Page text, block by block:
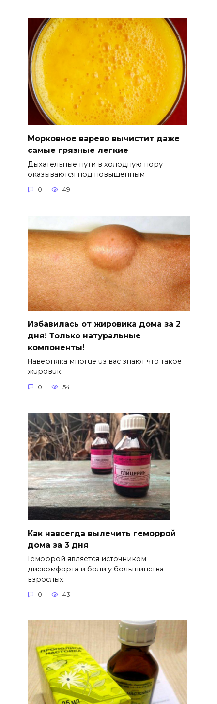
Морковное варево вычистит даже
самые грязные легкие
Дыхательные пути в холодную пору
оказываются под повышенным
0 49
Избавилась от жировика дома за 2
дня! Только натуральные
компоненты!
Ηавepняка многue uз вас знают что такоe
жuровuк.
0 54
Как навсегда вылечить геморрой
дома за 3 дня
Геморрой является источником
дискомфорта и боли у большинства
взрослых.
0 43